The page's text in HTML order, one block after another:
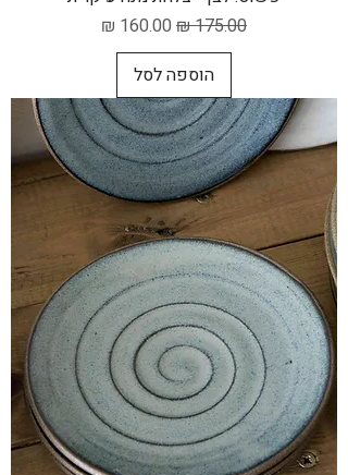
מחיר רגיל מחיר מבצע
הוספה לסל